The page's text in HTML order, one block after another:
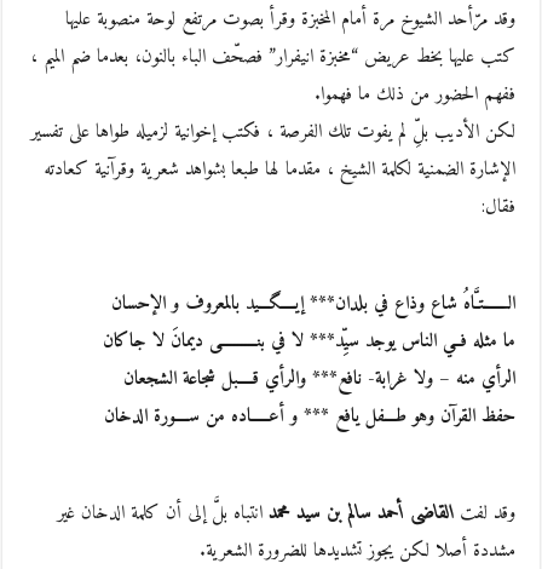
وقد مرّأحد الشيوخ مرة أمام المخبزة وقرأ بصوت مرتفع لوحة منصوبة عليها
كتب عليها بخط عريض “مخبزة انيفرار” فصحّف الباء بالنون، بعدما ضم الميم ،
ففهم الحضور من ذلك ما فهموا.
لكن الأديب بلِّ لم يفوت تلك الفرصة ، فكتب إخوانية لزميله طواها على تفسير
الإشارة الضمنية لكلمة الشيخ ، مقدما لها طبعا بشواهد شعرية وقرآنية كعادته
فقال:
الـــــــتـَّاهُ شاع وذاع في بلدان*** إيــــگـــيد بالمعروف و الإحسان
ما مثله فــي الناس يوجد سيِّد*** لا في بنــــــــــى ديمانَ لا جاكان
الرأي منه – ولا غرابة- نافع*** والرأي قــــبل شجاعة الشجعان
حفظ القرآن وهو طـــفل يافع *** و أعـــــاده من ســــورة الدخان
وقد لفتالقاضى أحمد سالم بن سيد محمدانتباه بلَّ إلى أن كلمة الدخان غير
مشددة أصلا لكن يجوز تشديدها للضرورة الشعرية.